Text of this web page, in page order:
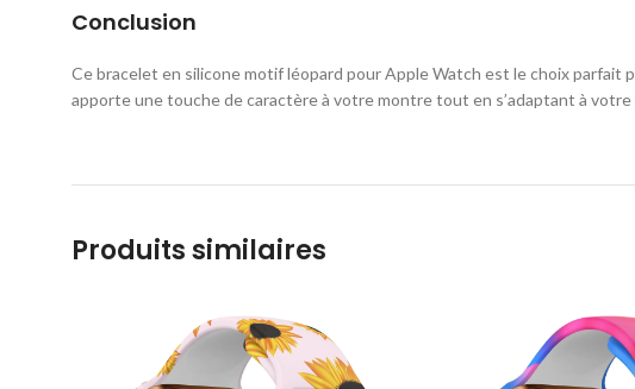
Conclusion
Ce bracelet en silicone motif léopard pour Apple Watch est le choix parfait
apporte une touche de caractère à votre montre tout en s’adaptant à votre
Produits similaires